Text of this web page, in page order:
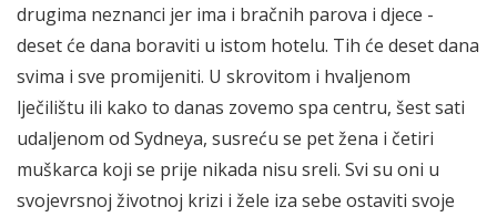
drugima neznanci jer ima i bračnih parova i djece -
deset će dana boraviti u istom hotelu. Tih će deset dana
svima i sve promijeniti. U skrovitom i hvaljenom
lječilištu ili kako to danas zovemo spa centru, šest sati
udaljenom od Sydneya, susreću se pet žena i četiri
muškarca koji se prije nikada nisu sreli. Svi su oni u
svojevrsnoj životnoj krizi i žele iza sebe ostaviti svoje